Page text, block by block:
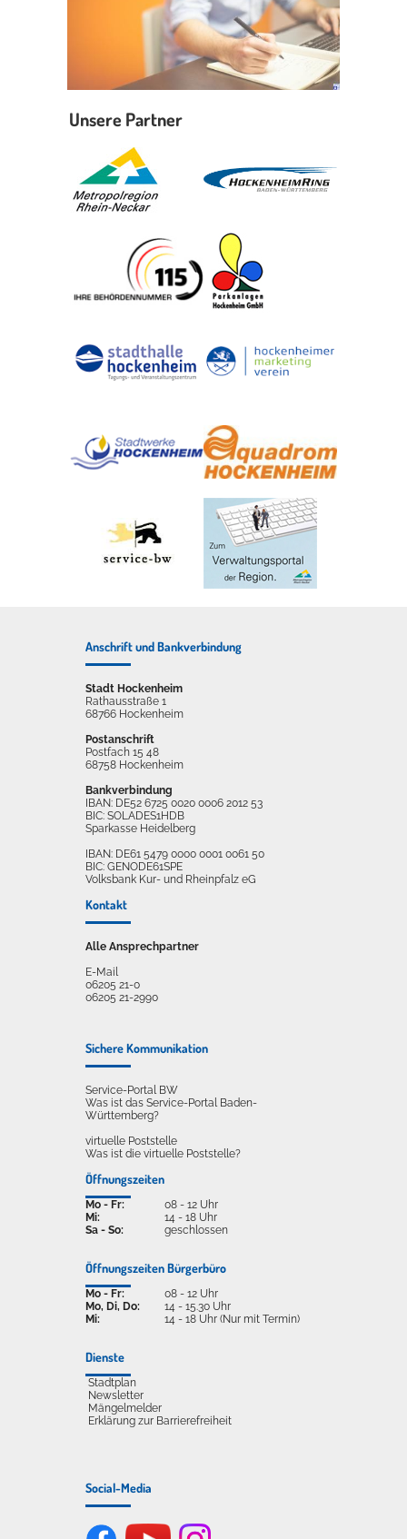
Unsere Partner
Anschrift und Bankverbindung
Stadt Hockenheim
Rathausstraße 1
68766 Hockenheim
Postanschrift
Postfach 15 48
68758 Hockenheim
Bankverbindung
IBAN: DE52 6725 0020 0006 2012 53
BIC: SOLADES1HDB
Sparkasse Heidelberg
IBAN: DE61 5479 0000 0001 0061 50
BIC: GENODE61SPE
Volksbank Kur- und Rheinpfalz eG
Kontakt
Alle Ansprechpartner
E-Mail
06205 21-0
06205 21-2990
Sichere Kommunikation
Service-Portal BW
Was ist das Service-Portal Baden-
Württemberg?
virtuelle Poststelle
Was ist die virtuelle Poststelle?
Öffnungszeiten
Mo - Fr:
Mi:
Sa - So:
08 - 12 Uhr
14 - 18 Uhr
geschlossen
Öffnungszeiten Bürgerbüro
Mo - Fr:
Mo, Di, Do:
Mi:
08 - 12 Uhr
14 - 15.30 Uhr
14 - 18 Uhr (Nur mit Termin)
Dienste
Stadtplan
Newsletter
Mängelmelder
Erklärung zur Barrierefreiheit
Social-Media